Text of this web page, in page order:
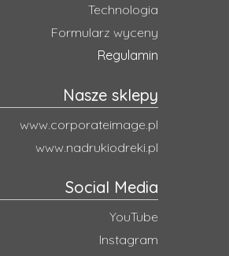
Technologia
Formularz wyceny
Regulamin
Nasze sklepy
www.corporateimage.pl
www.nadrukiodreki.pl
Social Media
YouTube
Instagram